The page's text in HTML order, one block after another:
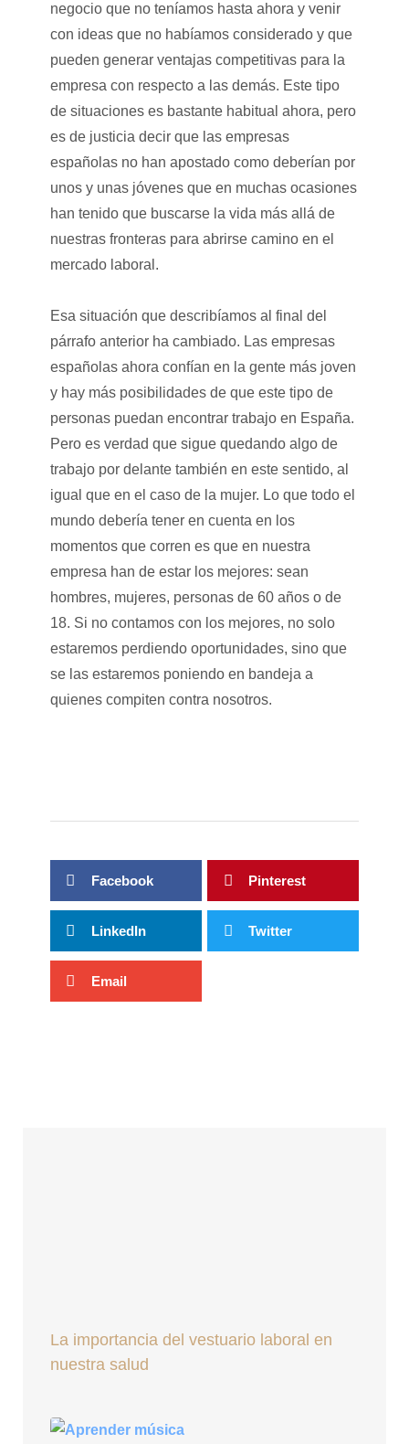
negocio que no teníamos hasta ahora y venir
con ideas que no habíamos considerado y que
pueden generar ventajas competitivas para la
empresa con respecto a las demás. Este tipo
de situaciones es bastante habitual ahora, pero
es de justicia decir que las empresas
españolas no han apostado como deberían por
unos y unas jóvenes que en muchas ocasiones
han tenido que buscarse la vida más allá de
nuestras fronteras para abrirse camino en el
mercado laboral.
Esa situación que describíamos al final del
párrafo anterior ha cambiado. Las empresas
españolas ahora confían en la gente más joven
y hay más posibilidades de que este tipo de
personas puedan encontrar trabajo en España.
Pero es verdad que sigue quedando algo de
trabajo por delante también en este sentido, al
igual que en el caso de la mujer. Lo que todo el
mundo debería tener en cuenta en los
momentos que corren es que en nuestra
empresa han de estar los mejores: sean
hombres, mujeres, personas de 60 años o de
18. Si no contamos con los mejores, no solo
estaremos perdiendo oportunidades, sino que
se las estaremos poniendo en bandeja a
quienes compiten contra nosotros.
Facebook Pinterest
LinkedIn Twitter
Email
La importancia del vestuario laboral en
nuestra salud